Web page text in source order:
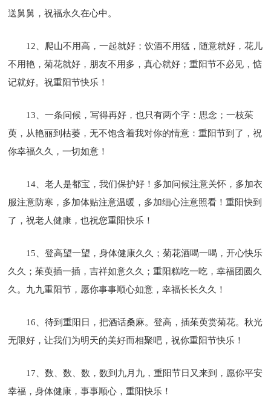
送舅舅，祝福永久在心中。
12、爬山不用高，一起就好；饮酒不用猛，随意就好，花儿
不用艳，菊花就好，朋友不用多，真心就好；重阳节不必见，惦
记就好。祝重阳节快乐！
13、一条问候，写得再好，也只有两个字：思念；一枝茱
萸，从艳丽到枯萎，无不饱含着我对你的情意：重阳节到了，祝
你幸福久久，一切如意！
14、老人是都宝，我们保护好！多加问候注意关怀，多加衣
服注意防寒，多加体贴注意温暖，多加细心注意照看！重阳快到
了，祝老人健康，也祝您重阳快乐！
15、登高望一望，身体健康久久；菊花酒喝一喝，开心快乐
久久；茱萸插一插，吉祥如意久久；重阳糕吃一吃，幸福团圆久
久。九九重阳节，愿你事事顺心如意，幸福长长久久！
16、待到重阳日，把酒话桑麻。登高，插茱萸赏菊花。秋光
无限好，让我们为明天的美好而相聚吧，祝你重阳节快乐！
17、数、数、数，数到九月九，重阳节日又来到，愿你平安
幸福，身体健康，事事顺心，重阳快乐！